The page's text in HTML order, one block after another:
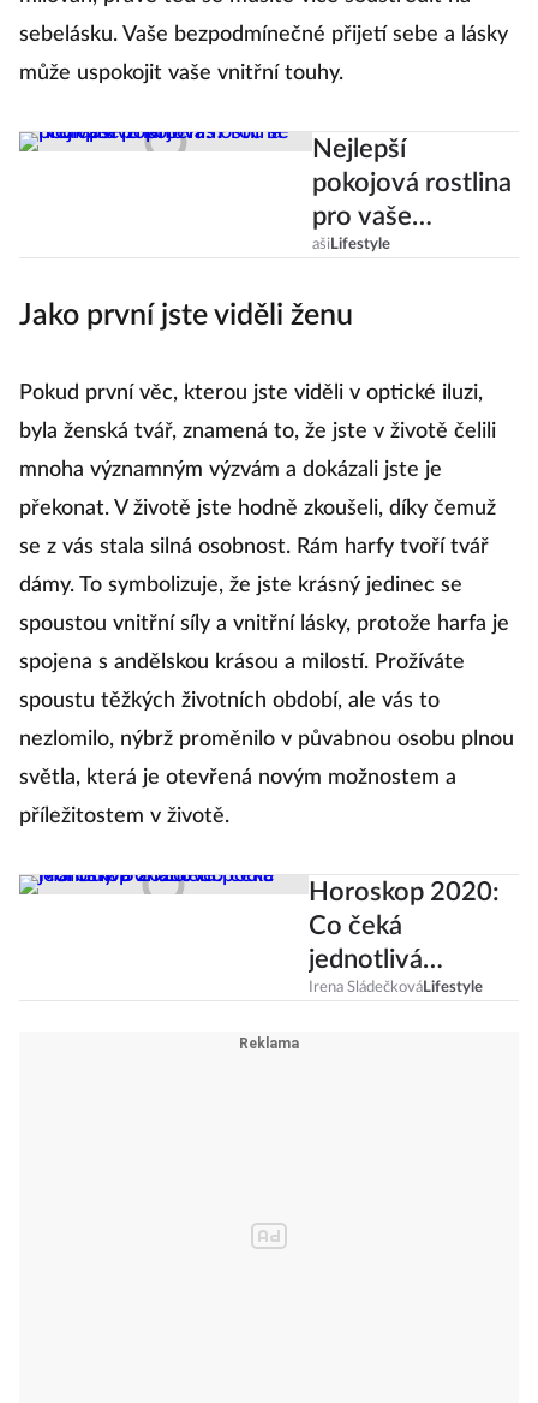
sebelásku. Vaše bezpodmínečné přijetí sebe a lásky
může uspokojit vaše vnitřní touhy.
Nejlepší
pokojová rostlina
pro vaše
znamení! Proč se
vás?
aši Lifestyle
Jako první jste viděli ženu
Pokud první věc, kterou jste viděli v optické iluzi,
byla ženská tvář, znamená to, že jste v životě čelili
mnoha významným výzvám a dokázali jste je
překonat. V životě jste hodně zkoušeli, díky čemuž
se z vás stala silná osobnost. Rám harfy tvoří tvář
dámy. To symbolizuje, že jste krásný jedinec se
spoustou vnitřní síly a vnitřní lásky, protože harfa je
spojena s andělskou krásou a milostí. Prožíváte
spoustu těžkých životních období, ale vás to
nezlomilo, nýbrž proměnilo v půvabnou osobu plnou
světla, která je otevřená novým možnostem a
příležitostem v životě.
Horoskop 2020:
Co čeká
jednotlivá
znamení podle
Irena SládečkováLifestyle